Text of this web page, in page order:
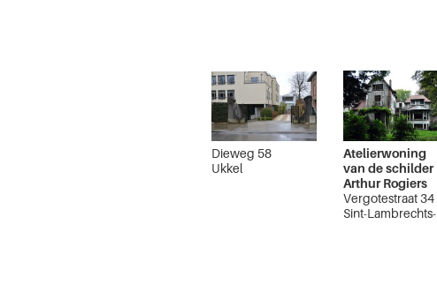
Dieweg 58
Ukkel
Atelierwoning
van de schilder
Arthur Rogiers
Vergotestraat 34
Sint-Lambrechts-